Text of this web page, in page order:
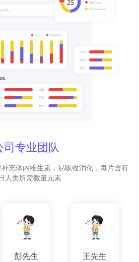
司专业团队
充体内维生素，易吸收消化，每片含有
人类所需微量元素
彭先生 王先生